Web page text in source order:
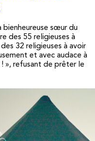
sœur du
des 55 religieuses à
32 religieuses à avoir
et avec audace à
! », refusant de prêter le